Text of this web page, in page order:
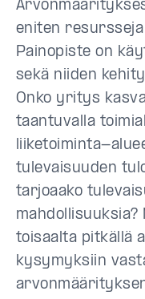
eniten
Painopiste on
sekä niiden
Onko yritys
taantuvalla
liiketoiminta-
tulevaisuuden
tarjoaako
toisaalta pitkällä
kysymyksiin